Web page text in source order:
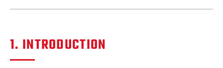
1. INTRODUCTION